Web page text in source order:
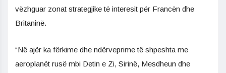
vëzhguar zonat strategjike të interesit për Francën dhe
Britaninë.
“Në ajër ka fërkime dhe ndërveprime të shpeshta me
aeroplanët rusë mbi Detin e Zi, Sirinë, Mesdheun dhe